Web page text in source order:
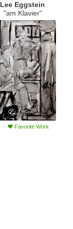
Lee Eggstein
"am Klavier"
· Favorite Work